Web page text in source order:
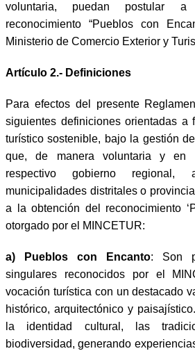
voluntaria, puedan postular
reconocimiento “Pueblos con
Ministerio de Comercio Exterior y
Artículo 2.- Definiciones
Para efectos del presente
siguientes definiciones orientadas a
turístico sostenible, bajo la gestión
que, de manera voluntaria y en
respectivo gobierno
municipalidades distritales o
a la obtención del reconocimiento
otorgado por el MINCETUR:
a) Pueblos con Encanto: Son
singulares reconocidos por el
vocación turística con un destacado
histórico, arquitectónico y
la identidad cultural, las
biodiversidad, generando